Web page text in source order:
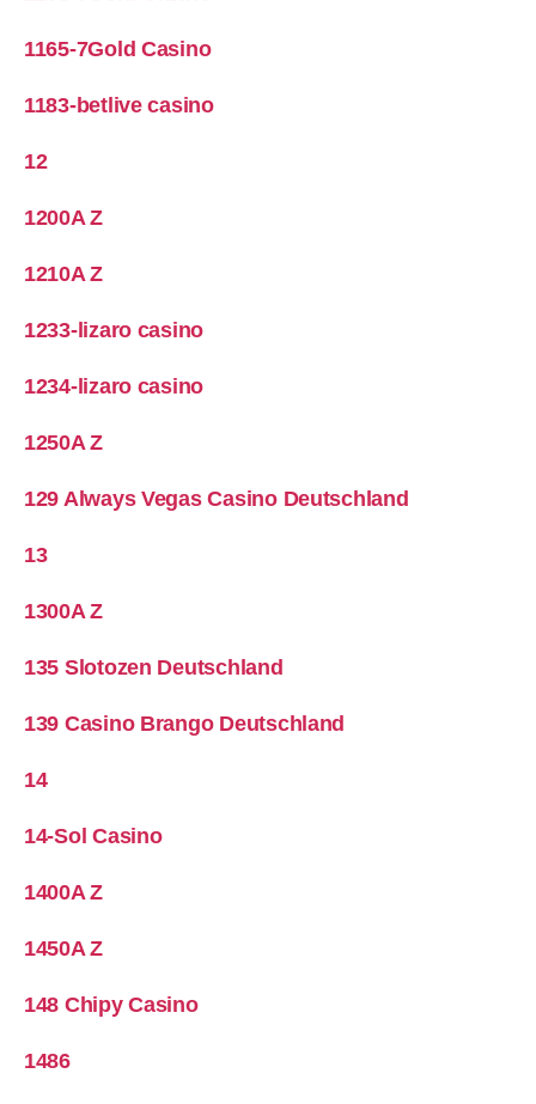
1165-7Gold Casino
1183-betlive casino
12
1200A Z
1210A Z
1233-lizaro casino
1234-lizaro casino
1250A Z
129 Always Vegas Casino Deutschland
13
1300A Z
135 Slotozen Deutschland
139 Casino Brango Deutschland
14
14-Sol Casino
1400A Z
1450A Z
148 Chipy Casino
1486